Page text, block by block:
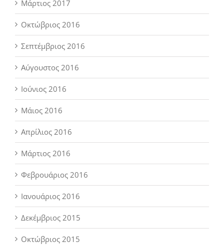
Μάρτιος 2017
Οκτώβριος 2016
Σεπτέμβριος 2016
Αύγουστος 2016
Ιούνιος 2016
Μάιος 2016
Απρίλιος 2016
Μάρτιος 2016
Φεβρουάριος 2016
Ιανουάριος 2016
Δεκέμβριος 2015
Οκτώβριος 2015